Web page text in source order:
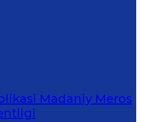
Madaniy Meros